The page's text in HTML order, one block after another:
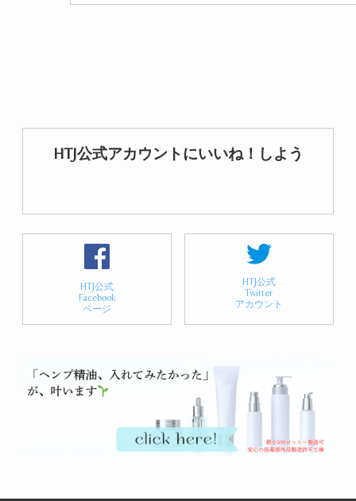
HTJ公式アカウントにいいね！しよう
HTJ公式
Facebook
ページ
HTJ公式
Twitter
アカウント